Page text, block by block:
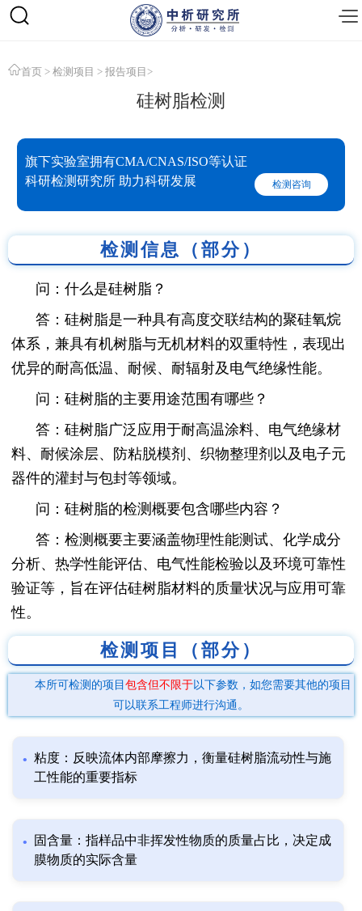
首页 > 检测项目 > 报告项目 >
硅树脂检测
旗下实验室拥有CMA/CNAS/ISO等认证
科研检测研究所 助力科研发展
检测咨询
检测信息（部分）
问：什么是硅树脂？
答：硅树脂是一种具有高度交联结构的聚硅氧烷
体系，兼具有机树脂与无机材料的双重特性，表现出
优异的耐高低温、耐候、耐辐射及电气绝缘性能。
问：硅树脂的主要用途范围有哪些？
答：硅树脂广泛应用于耐高温涂料、电气绝缘材
料、耐候涂层、防粘脱模剂、织物整理剂以及电子元
器件的灌封与包封等领域。
问：硅树脂的检测概要包含哪些内容？
答：检测概要主要涵盖物理性能测试、化学成分
分析、热学性能评估、电气性能检验以及环境可靠性
验证等，旨在评估硅树脂材料的质量状况与应用可靠
性。
检测项目（部分）
本所可检测的项目 包含但不限于以下参数，如您需要其他的项目
可以联系工程师进行沟通。
粘度：反映流体内部摩擦力，衡量硅树脂流动性与施
工性能的重要指标
固含量：指样品中非挥发性物质的质量占比，决定成
膜物质的实际含量